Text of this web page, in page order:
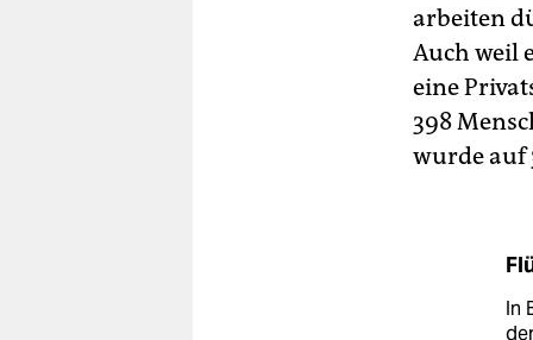
arbeiten
Auch weil
eine
398
wurde auf
In